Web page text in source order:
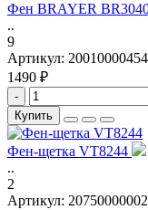
Фен BRAYER
..
9
Артикул:
1490 ₽
-
Купить
Фен-щетка VT8244
..
2
Артикул: